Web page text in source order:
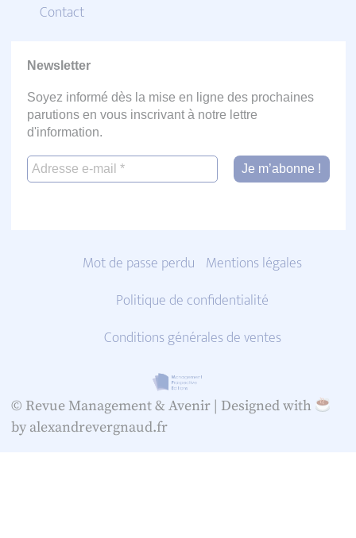
Contact
Newsletter
Soyez informé dès la mise en ligne des prochaines
parutions en vous inscrivant à notre lettre
d'information.
Mot de passe perdu Mentions légales
Politique de confidentialité
Conditions générales de ventes
© Revue Management & Avenir | Designed with
by alexandrevergnaud.fr